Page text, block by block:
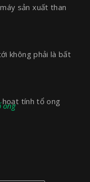
sản xuất than
không phải là bất
hoạt tính tổ ong